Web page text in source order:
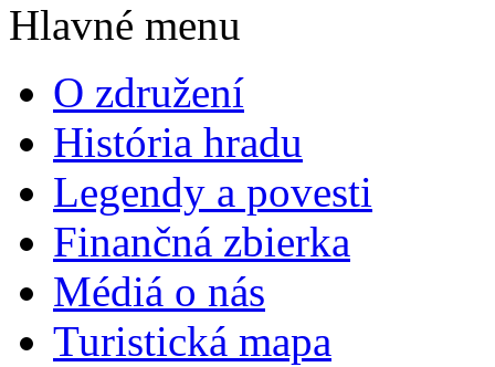
Hlavné menu
O združení
História hradu
Legendy a povesti
Finančná zbierka
Médiá o nás
Turistická mapa